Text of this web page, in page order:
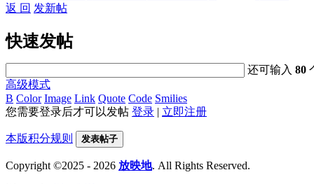
返 回 发新帖
快速发帖
还可输入80
高级模式
B Color Image Link Quote Code Smilies
您需要登录后才可以发帖 登录 | 立即注册
本版积分规则 发表帖子
Copyright ©2025 - 2026 放映地. All Rights Reserved.